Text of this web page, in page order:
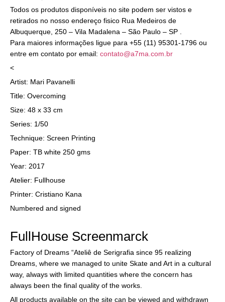
Todos os produtos disponíveis no site podem ser vistos e
retirados no nosso endereço fisico Rua Medeiros de
Albuquerque, 250 – Vila Madalena – São Paulo – SP .
Para maiores informações ligue para +55 (11) 95301-1796 ou
entre em contato por email: contato@a7ma.com.br
<
Artist: Mari Pavanelli
Title: Overcoming
Size: 48 x 33 cm
Series: 1/50
Technique: Screen Printing
Paper: TB white 250 gms
Year: 2017
Atelier: Fullhouse
Printer: Cristiano Kana
Numbered and signed
FullHouse Screenmarck
Factory of Dreams “Ateliê de Serigrafia since 95 realizing
Dreams, where we managed to unite Skate and Art in a cultural
way, always with limited quantities where the concern has
always been the final quality of the works.
All products available on the site can be viewed and withdrawn